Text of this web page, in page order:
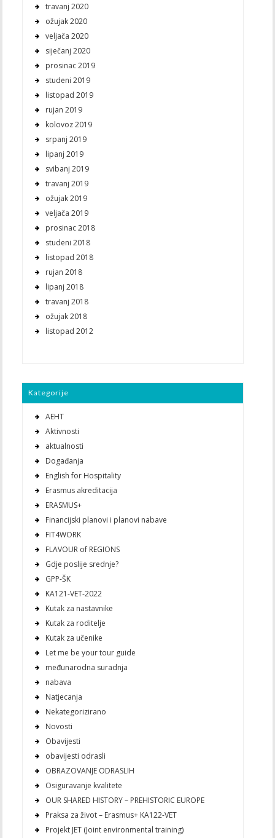
travanj 2020
ožujak 2020
veljača 2020
siječanj 2020
prosinac 2019
studeni 2019
listopad 2019
rujan 2019
kolovoz 2019
srpanj 2019
lipanj 2019
svibanj 2019
travanj 2019
ožujak 2019
veljača 2019
prosinac 2018
studeni 2018
listopad 2018
rujan 2018
lipanj 2018
travanj 2018
ožujak 2018
listopad 2012
Kategorije
AEHT
Aktivnosti
aktualnosti
Događanja
English for Hospitality
Erasmus akreditacija
ERASMUS+
Financijski planovi i planovi nabave
FIT4WORK
FLAVOUR of REGIONS
Gdje poslije srednje?
GPP-ŠK
KA121-VET-2022
Kutak za nastavnike
Kutak za roditelje
Kutak za učenike
Let me be your tour guide
međunarodna suradnja
nabava
Natjecanja
Nekategorizirano
Novosti
Obavijesti
obavijesti odrasli
OBRAZOVANJE ODRASLIH
Osiguravanje kvalitete
OUR SHARED HISTORY – PREHISTORIC EUROPE
Praksa za život – Erasmus+ KA122-VET
Projekt JET (Joint environmental training)